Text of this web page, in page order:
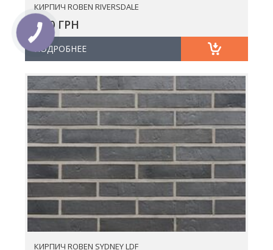
КИРПИЧ ROBEN RIVERSDALE
0.00 ГРН
ПОДРОБНЕЕ
КИРПИЧ ROBEN SYDNEY LDF